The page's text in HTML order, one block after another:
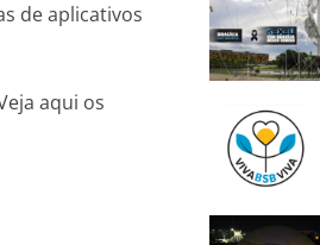
de aplicativos
aqui os